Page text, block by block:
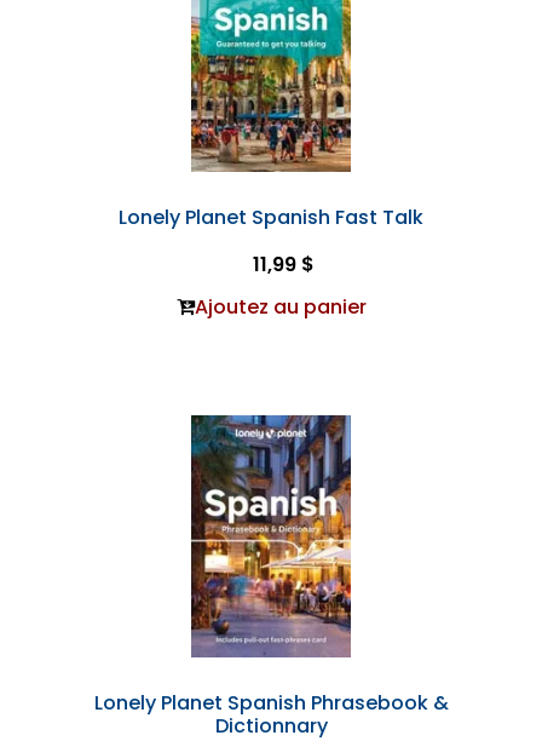
Lonely Planet Spanish Fast Talk
11,99 $
Ajoutez au panier
Lonely Planet Spanish Phrasebook &
Dictionnary